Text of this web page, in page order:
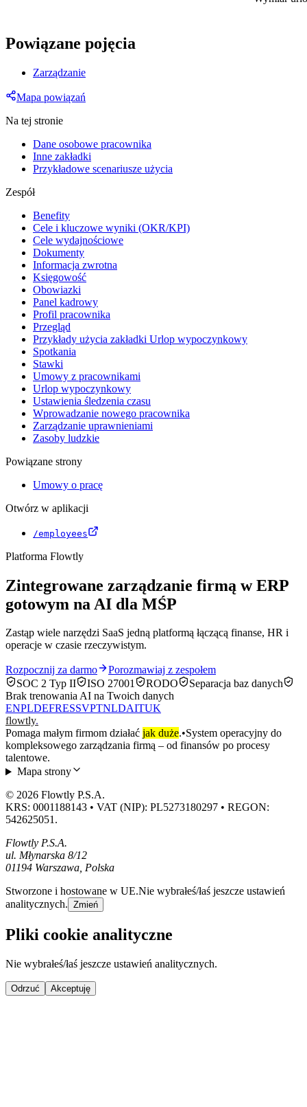
Powiązane pojęcia
Zarządzanie
Mapa powiązań
Na tej stronie
Dane osobowe pracownika
Inne zakładki
Przykładowe scenariusze użycia
Zespół
Benefity
Cele i kluczowe wyniki (OKR/KPI)
Cele wydajnościowe
Dokumenty
Informacja zwrotna
Księgowość
Obowiazki
Panel kadrowy
Profil pracownika
Przegląd
Przykłady użycia zakładki Urlop wypoczynkowy
Spotkania
Stawki
Umowy z pracownikami
Urlop wypoczynkowy
Ustawienia śledzenia czasu
Wprowadzanie nowego pracownika
Zarządzanie uprawnieniami
Zasoby ludzkie
Powiązane strony
Umowy o pracę
Otwórz w aplikacji
/employees
Platforma Flowtly
Zintegrowane zarządzanie firmą w ERP
gotowym na AI dla MŚP
Zastąp wiele narzędzi SaaS jedną platformą łączącą finanse, HR i
operacje w czasie rzeczywistym.
Rozpocznij za darmo
Porozmawiaj z zespołem
SOC 2 Typ II
ISO 27001 RODO
Separacja baz danych
Brak trenowania AI na Twoich danych
ENPLDEFRESSVPTNLDAITUK
flowtly.
Pomaga małym firmom działać jak duże.•System operacyjny do
kompleksowego zarządzania firmą – od finansów po procesy
talentowe.
Mapa strony
© 2026 Flowtly P.S.A.
KRS: 0001188143 • VAT (NIP): PL5273180297 • REGON:
542625051.
Flowtly P.S.A.
ul. Młynarska 8/12
01194 Warszawa, Polska
Stworzone i hostowane w UE.Nie wybrałeś/łaś jeszcze ustawień
analitycznych. Zmień
Pliki cookie analityczne
Nie wybrałeś/łaś jeszcze ustawień analitycznych.
Odrzuć Akceptuję